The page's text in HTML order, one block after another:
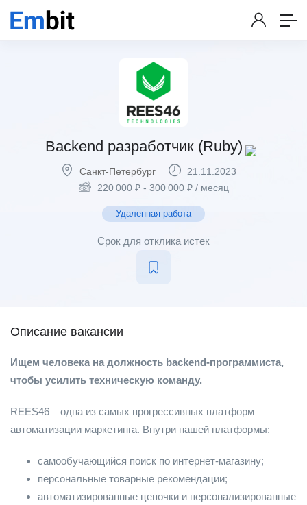
Backend разработчик (Ruby)
Санкт-Петербург
21.11.2023
220 000 ₽- 300 000 ₽/ месяц
Удаленная работа
Срок для отклика истек
Описание вакансии
Ищем человека на должность backend-программиста,
чтобы усилить техническую команду.
REES46 – одна из самых прогрессивных платформ
автоматизации маркетинга. Внутри нашей платформы:
самообучающийся поиск по интернет-магазину;
персональные товарные рекомендации;
автоматизированные цепочки и персонализированные